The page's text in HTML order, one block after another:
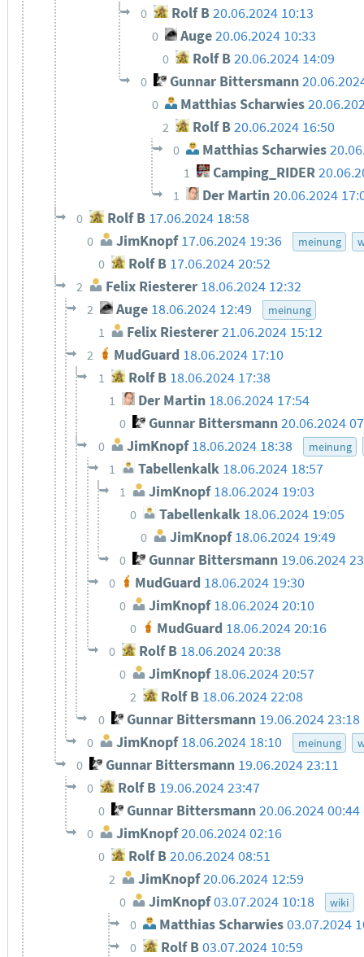
0 Rolf B20.06.2024 10:13
0 Auge20.06.2024 10:33
0 Rolf B20.06.2024 14:09
0 Gunnar Bittersmann
0 Matthias Scharwies
2 Rolf B20.06.2024 16:50
0 Matthias Scharwies
1 Camping_RIDER
1 Der Martin20.06.2024
0 Rolf B 17.06.2024 18:58
0 JimKnopf 17.06.2024 19:36 meinung
0 Rolf B 17.06.2024 20:52
2 Felix Riesterer 18.06.2024 12:32
2 Auge 18.06.2024 12:49 meinung
1 Felix Riesterer21.06.2024 15:12
2 MudGuard 18.06.2024 17:10
1 Rolf B 18.06.2024 17:38
1 Der Martin 18.06.2024 17:54
0 Gunnar Bittersmann20.06.2024
0 JimKnopf 18.06.2024 18:38 meinung
1 Tabellenkalk 18.06.2024 18:57
1 JimKnopf 18.06.2024 19:03
0 Tabellenkalk 18.06.2024 19:05
0 JimKnopf 18.06.2024 19:49
0 Gunnar Bittersmann 19.06.2024
0 MudGuard 18.06.2024 19:30
0 JimKnopf 18.06.2024 20:10
0 MudGuard 18.06.2024 20:16
0 Rolf B 18.06.2024 20:38
0 JimKnopf 18.06.2024 20:57
2 Rolf B 18.06.2024 22:08
0 Gunnar Bittersmann 19.06.2024 23:18
0 JimKnopf 18.06.2024 18:10 meinung
0 Gunnar Bittersmann 19.06.2024 23:11
0 Rolf B 19.06.2024 23:47
0 Gunnar Bittersmann20.06.2024 00:44
0 JimKnopf20.06.2024 02:16
0 Rolf B20.06.2024 08:51
2 JimKnopf 20.06.2024 12:59
0 JimKnopf03.07.2024 10:18 wiki
0 Matthias Scharwies03.07.2024
0 Rolf B03.07.2024 10:59